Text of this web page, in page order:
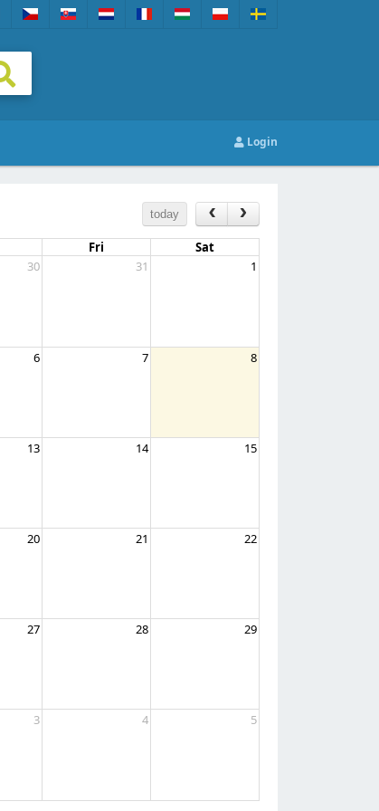
Login
today
Fri
Sat
30 31 1
6 7 8
13 14 15
20 21 22
27 28 29
3 4 5